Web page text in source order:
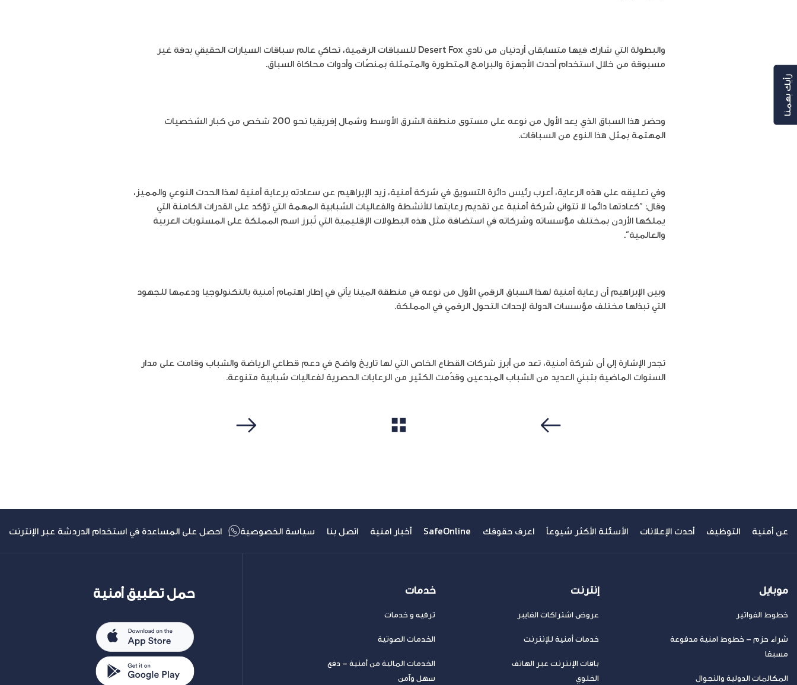
والبطولة التي شارك فيها متسابقان أردنيان من نادي Desert Fox للسباقات الرقمية، تحاكي عالم سباقات السيارات الحقيقي بدقة غير
مسبوقة من خلال استخدام أحدث الأجهزة والبرامج المتطورة والمتمثلة بمنصّات وأدوات محاكاة السباق.
وحضر هذا السباق الذي يعد الأول من نوعه على مستوى منطقة الشرق الأوسط وشمال إفريقيا نحو 200 شخص من كبار الشخصيات
المهتمة بمثل هذا النوع من السباقات.
وفي تعليقه على هذه الرعاية، أعرب رئيس دائرة التسويق في شركة أمنية، زيد الإبراهيم عن سعادته برعاية أمنية لهذا الحدث النوعي والمميز،
وقال: “كعادتها دائما لا تتوانى شركة أمنية عن تقديم رعايتها للأنشطة والفعاليات الشبابية المهمة التي تؤكد على القدرات الكامنة التي
يملكها الأردن بمختلف مؤسساته وشركاته في استضافة مثل هذه البطولات الإقليمية التي تُبرز اسم المملكة على المستويات العربية
والعالمية”.
وبين الإبراهيم أن رعاية أمنية لهذا السباق الرقمي الأول من نوعه في منطقة المينا يأتي في إطار اهتمام أمنية بالتكنولوجيا ودعمها للجهود
التي تبذلها مختلف مؤسسات الدولة لإحداث التحول الرقمي في المملكة.
تجدر الإشارة إلى أن شركة أمنية، تعد من أبرز شركات القطاع الخاص التي لها تاريخ واضح في دعم قطاعي الرياضة والشباب وقامت على مدار
السنوات الماضية بتبني العديد من الشباب المبدعين وقدّمت الكثير من الرعايات الحصرية لفعاليات شبابية متنوعة.
عن أمنية التوظيف أحدث الإعلانات الأسئلة الأكثر شيوعاً اعرف حقوقك SafeOnline أخبار امنية اتصل بنا سياسة الخصوصية احصل على المساعدة في استخدام الدردشة عبر الإنترنت
موبايل
خطوط الفواتير
شراء حزم – خطوط امنية مدفوعة
مسبقا
المكالمات الدولية والتجوال
إنترنت
عروض اشتراكات الفايبر
خدمات أمنية للإنترنت
باقات الإنترنت عبر الهاتف
الخلوي
خدمات
ترفيه و خدمات
الخدمات الصوتية
الخدمات المالية من أمنية – دفع
سهل وآمن
حمل تطبيق أمنية
رأيك بهمنا